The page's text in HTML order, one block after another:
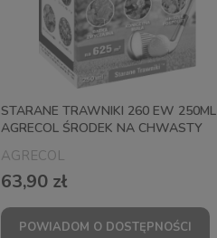
STARANE TRAWNIKI 260 EW 250ML
AGRECOL ŚRODEK NA CHWASTY
AGRECOL
63,90 zł
POWIADOM O DOSTĘPNOŚCI